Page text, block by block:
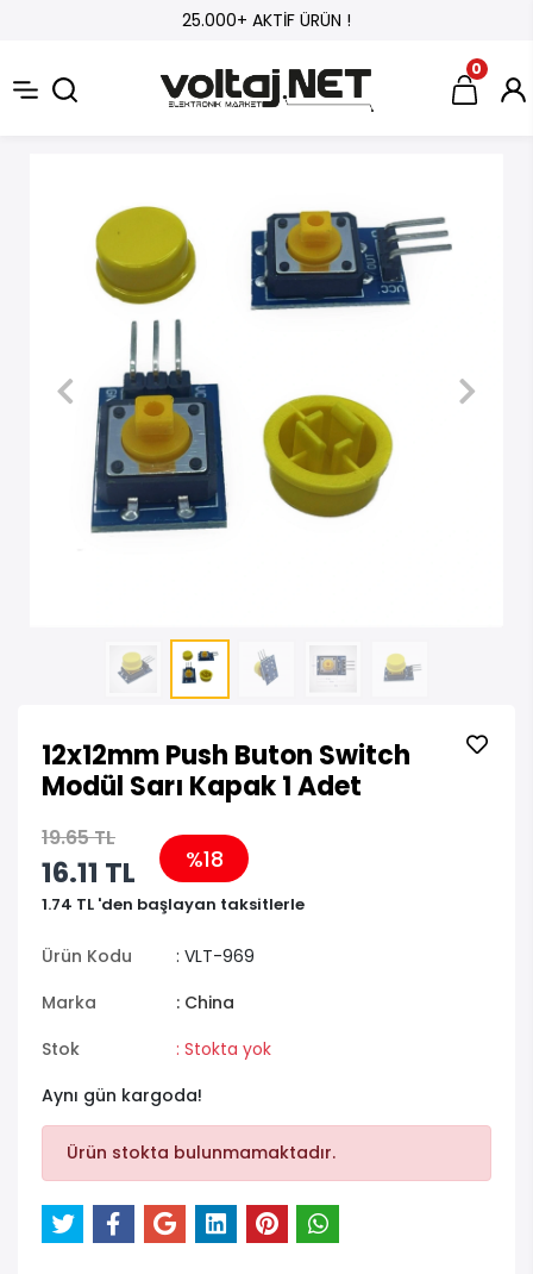
25.000+ AKTİF ÜRÜN !
0
12x12mm Push Buton Switch
Modül Sarı Kapak 1 Adet
19.65 TL
16.11 TL %18
1.74 TL 'den başlayan taksitlerle
Ürün Kodu
: VLT-969
Marka
: China
Stok
: Stokta yok
Aynı gün kargoda!
Ürün stokta bulunmamaktadır.